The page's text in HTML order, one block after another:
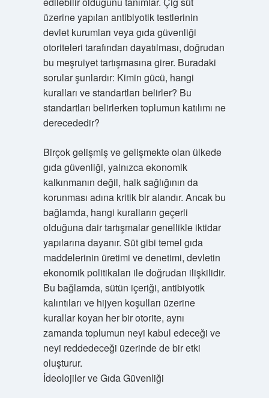
üzerine yapılan antibiyotik testlerinin
devlet kurumları veya gıda güvenliği
otoriteleri tarafından dayatılması, doğrudan
bu meşruiyet tartışmasına girer. Buradaki
sorular şunlardır: Kimin gücü, hangi
kuralları ve standartları belirler? Bu
standartları belirlerken toplumun katılımı ne
derecededir?
Birçok gelişmiş ve gelişmekte olan ülkede
gıda güvenliği, yalnızca ekonomik
kalkınmanın değil, halk sağlığının da
korunması adına kritik bir alandır. Ancak bu
bağlamda, hangi kuralların geçerli
olduğuna dair tartışmalar genellikle iktidar
yapılarına dayanır. Süt gibi temel gıda
maddelerinin üretimi ve denetimi, devletin
ekonomik politikaları ile doğrudan ilişkilidir.
Bu bağlamda, sütün içeriği, antibiyotik
kalıntıları ve hijyen koşulları üzerine
kurallar koyan her bir otorite, aynı
zamanda toplumun neyi kabul edeceği ve
neyi reddedeceği üzerinde de bir etki
oluşturur.
İdeolojiler ve Gıda Güvenliği